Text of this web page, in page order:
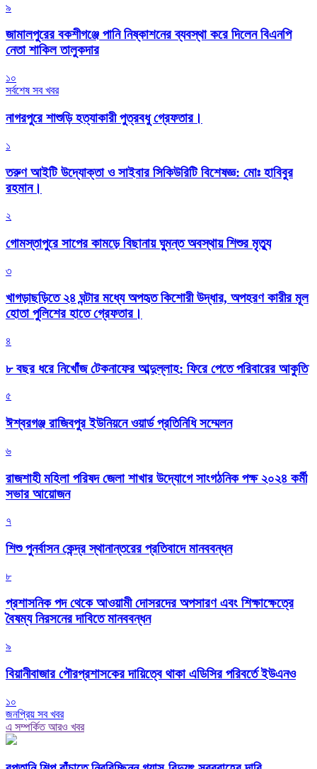
৯
জামালপুরের বকশীগঞ্জে পানি নিষ্কাশনের ব্যবস্থা করে দিলেন বিএনপি
নেতা শাকিল তালুকদার
১০
সর্বশেষ সব খবর
নাগরপুরে শাশুড়ি হত্যাকারী পুত্রবধু গ্রেফতার।
১
তরুণ আইটি উদ্যোক্তা ও সাইবার সিকিউরিটি বিশেষজ্ঞ: মোঃ হাবিবুর
রহমান।
২
গোমস্তাপুরে সাপের কামড়ে বিছানায় ঘুমন্ত অবস্থায় শিশুর মৃত্যু
৩
খাগড়াছড়িতে ২৪ ঘন্টার মধ্যে অপহৃত কিশোরী উদ্ধার, অপহরণ কারীর মূল
হোতা পুলিশের হাতে গ্রেফতার।
৪
৮ বছর ধরে নিখোঁজ টেকনাফের আব্দুল্লাহ: ফিরে পেতে পরিবারের আকুতি
৫
ঈশ্বরগঞ্জ রাজিবপুর ইউনিয়নে ওয়ার্ড প্রতিনিধি সম্মেলন
৬
রাজশাহী মহিলা পরিষদ জেলা শাখার উদ্যোগে সাংগঠনিক পক্ষ ২০২৪ কর্মী
সভার আয়োজন
৭
শিশু পুনর্বাসন কেন্দ্র স্থানান্তরের প্রতিবাদে মানববন্ধন
৮
প্রশাসনিক পদ থেকে আওয়ামী দোসরদের অপসারণ এবং শিক্ষাক্ষেত্রে
বৈষম্য নিরসনের দাবিতে মানববন্ধন
৯
বিয়ানীবাজার পৌরপ্রশাসকের দায়িত্বে থাকা এডিসির পরিবর্তে ইউএনও
১০
জনপ্রিয় সব খবর
এ সম্পর্কিত আরও খবর